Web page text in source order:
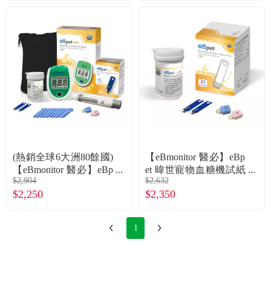
(熱銷全球6大洲80餘國)
【eBmonitor 醫必】eBp
et寵物血糖機套組+試紙
兩盒【守護毛小孩套
$2,904
$2,250
【eBmonitor 醫必】eBp
et 暐世寵物血糖機試紙
（25片裝X4盒）（廠商
直送）
$2,632
$2,350
1